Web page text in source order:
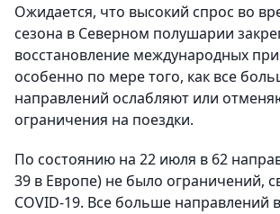
Ожидается, что высокий спрос во
сезона в Северном полушарии
восстановление международных
особенно по мере того, как все
направлений ослабляют или
ограничения на поездки.
По состоянию на 22 июля в 62
39 в Европе) не было ограничений,
COVID-19. Все больше направлений